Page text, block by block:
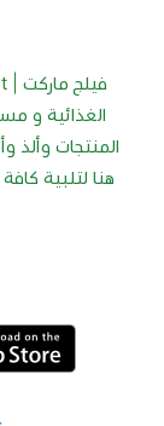
الغذائية و
المنتجات وألذ
هنا لتلبية